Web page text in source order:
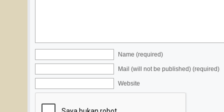
Name (required)
Mail (will not be published) (required)
Website